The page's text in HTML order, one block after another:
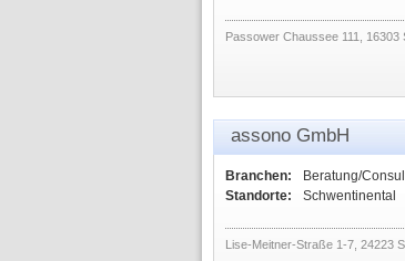
Passower Chaussee 111, 16303
assono GmbH
Branchen:
Beratung/
Standorte:
Schwentinental
Lise-Meitner-Straße 1-7, 24223